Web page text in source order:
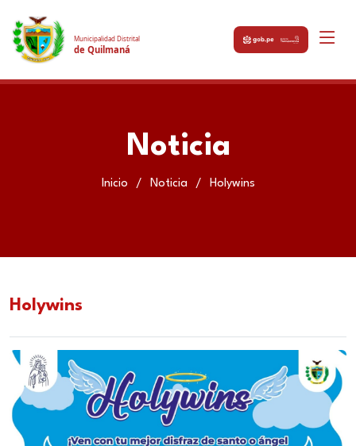
Municipalidad Distrital
de Quilmaná
Noticia
Inicio Noticia Holywins
Holywins